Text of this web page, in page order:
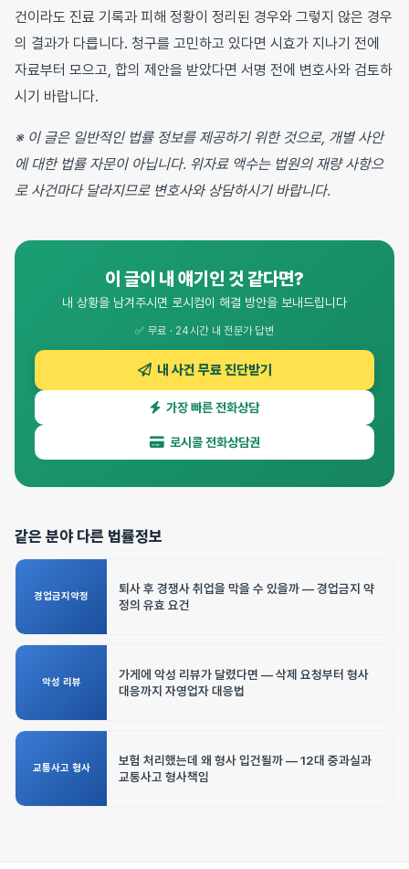
건이라도 진료 기록과 피해 정황이 정리된 경우와 그렇지 않은 경우
의 결과가 다릅니다. 청구를 고민하고 있다면 시효가 지나기 전에
자료부터 모으고, 합의 제안을 받았다면 서명 전에 변호사와 검토하
시기 바랍니다.
※ 이 글은 일반적인 법률 정보를 제공하기 위한 것으로, 개별 사안
에 대한 법률 자문이 아닙니다. 위자료 액수는 법원의 재량 사항으
로 사건마다 달라지므로 변호사와 상담하시기 바랍니다.
이 글이 내 얘기인 것 같다면?
내 상황을 남겨주시면 로시컴이 해결 방안을 보내드립니다
✅ 무료 · 24시간 내 전문가 답변
내 사건 무료 진단받기
가장 빠른 전화상담
로시콜 전화상담권
같은 분야 다른 법률정보
경업금지약정
퇴사 후 경쟁사 취업을 막을 수 있을까 — 경업금지 약
정의 유효 요건
악성 리뷰
가게에 악성 리뷰가 달렸다면 — 삭제 요청부터 형사
대응까지 자영업자 대응법
교통사고 형사
보험 처리했는데 왜 형사 입건될까 — 12대 중과실과
교통사고 형사책임